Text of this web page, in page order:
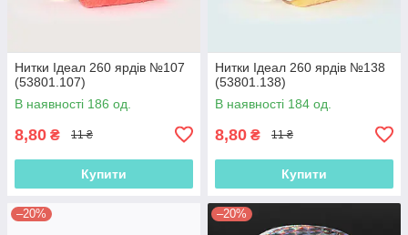
Нитки Ідеал 260 ярдів №107
(53801.107)
В наявності 186 од.
8,80 ₴ 11 ₴
Купити
Нитки Ідеал 260 ярдів №138
(53801.138)
В наявності 184 од.
8,80 ₴ 11 ₴
Купити
–20% –20%